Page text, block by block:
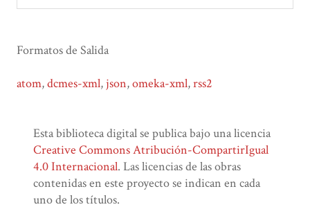
Formatos de Salida
atom,dcmes-xml, json,omeka-xml,rss2
Esta biblioteca digital se publica bajo una licencia
Creative Commons Atribución-CompartirIgual
4.0 Internacional. Las licencias de las obras
contenidas en este proyecto se indican en cada
uno de los títulos.